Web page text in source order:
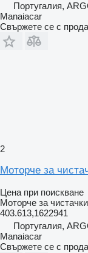
Португалия,
Manaiacar
Свържете се с
2
Моторче за
Цена при поискване
Моторче за чистачки
403.613,1622941
Португалия,
Manaiacar
Свържете се с